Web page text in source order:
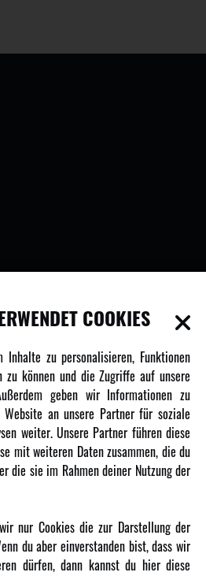
Amewi
COOKIES
Inhalte zu personalisieren, Funktionen
können und die Zugriffe auf unsere
geben wir Informationen zu
Website an unsere Partner für soziale
weiter. Unsere Partner führen diese
mit weiteren Daten zusammen, die du
die sie im Rahmen deiner Nutzung der
nur Cookies die zur Darstellung der
du aber einverstanden bist, dass wir
dürfen, dann kannst du hier diese